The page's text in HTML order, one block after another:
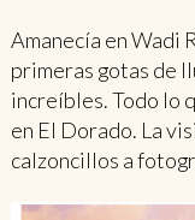
Amanecía en Wadi
primeras gotas de
increíbles. Todo lo
en El Dorado. La
calzoncillos a